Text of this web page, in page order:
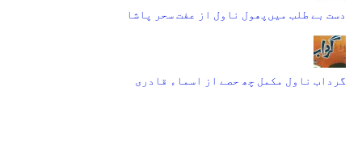
دست بے طلب میں‌پھول ناول از عفت سحر پاشا
گرداب ناول مکمل چھ حصے از اسماء قادری